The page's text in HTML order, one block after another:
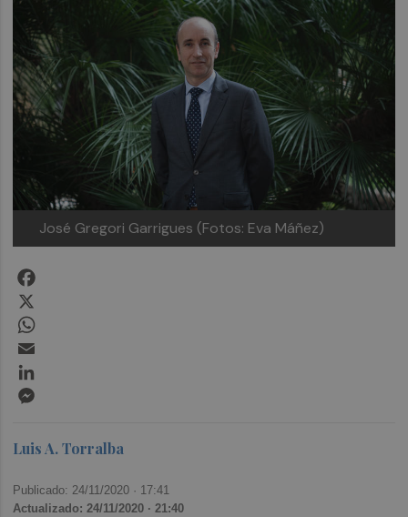
José Gregori Garrigues (Fotos: Eva Máñez)
Luis A. Torralba
Publicado: 24/11/2020 · 17:41
Actualizado: 24/11/2020 · 21:40